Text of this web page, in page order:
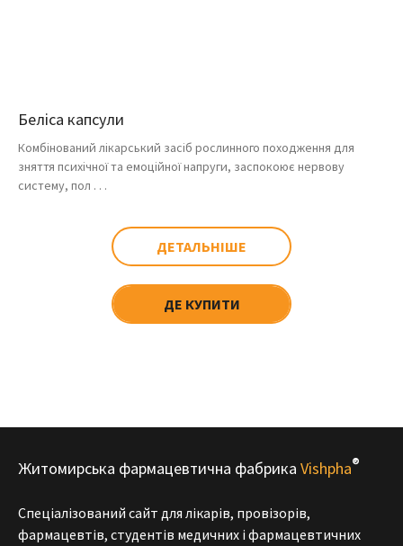
Беліса капсули
Комбінований лікарський засіб рослинного походження для
зняття психічної та емоційної напруги, заспокоює нервову
систему, пол . . .
ДЕТАЛЬНІШЕ
ДЕ КУПИТИ
Житомирська фармацевтична фабрика Vishpha®
Спеціалізований сайт для лікарів, провізорів,
фармацевтів, студентів медичних і фармацевтичних